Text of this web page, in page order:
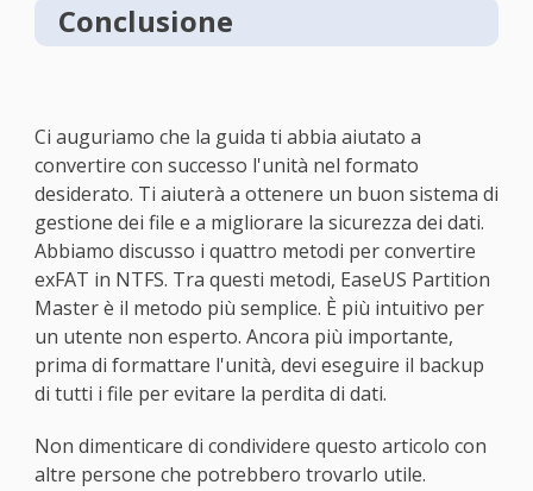
Conclusione
Ci auguriamo che la guida ti abbia aiutato a
convertire con successo l'unità nel formato
desiderato. Ti aiuterà a ottenere un buon sistema di
gestione dei file e a migliorare la sicurezza dei dati.
Abbiamo discusso i quattro metodi per convertire
exFAT in NTFS. Tra questi metodi, EaseUS Partition
Master è il metodo più semplice. È più intuitivo per
un utente non esperto. Ancora più importante,
prima di formattare l'unità, devi eseguire il backup
di tutti i file per evitare la perdita di dati.
Non dimenticare di condividere questo articolo con
altre persone che potrebbero trovarlo utile.